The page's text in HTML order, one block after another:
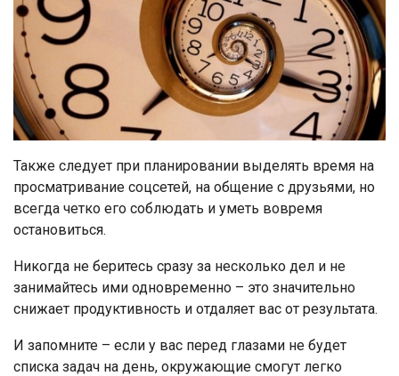
Также следует при планировании выделять время на
просматривание соцсетей, на общение с друзьями, но
всегда четко его соблюдать и уметь вовремя
остановиться.
Никогда не беритесь сразу за несколько дел и не
занимайтесь ими одновременно – это значительно
снижает продуктивность и отдаляет вас от результата.
И запомните – если у вас перед глазами не будет
списка задач на день, окружающие смогут легко